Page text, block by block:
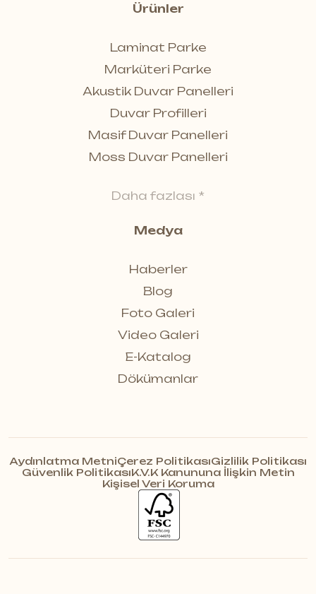
Ürünler
Laminat Parke
Marküteri Parke
Akustik Duvar Panelleri
Duvar Profilleri
Masif Duvar Panelleri
Moss Duvar Panelleri
Daha fazlası *
Medya
Haberler
Blog
Foto Galeri
Video Galeri
E-Katalog
Dökümanlar
Aydınlatma MetniÇerez PolitikasıGizlilik Politikası
Güvenlik PolitikasıK.V.K Kanununa İlişkin Metin
Kişisel Veri Koruma